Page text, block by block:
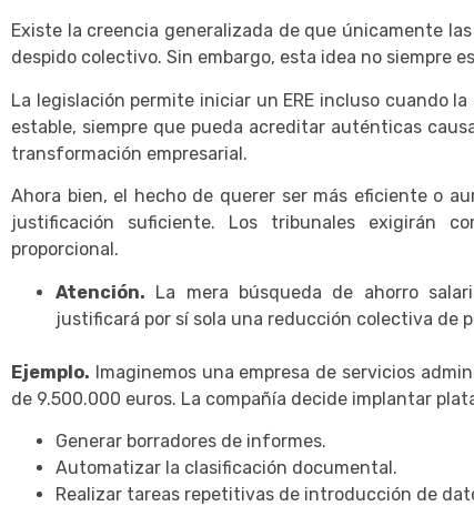
Existe la creencia generalizada de que únicamente
despido colectivo. Sin embargo, esta idea no siempre
La legislación permite iniciar un ERE incluso cuando
estable, siempre que pueda acreditar auténticas
transformación empresarial.
Ahora bien, el hecho de querer ser más eficiente o
justificación suficiente. Los tribunales exigirán
proporcional.
Atención. La mera búsqueda de ahorro
justificará por sí sola una reducción colectiva de
Ejemplo. Imaginemos una empresa de servicios
de 9.500.000 euros. La compañía decide implantar
Generar borradores de informes.
Automatizar la clasificación documental.
Realizar tareas repetitivas de introducción de